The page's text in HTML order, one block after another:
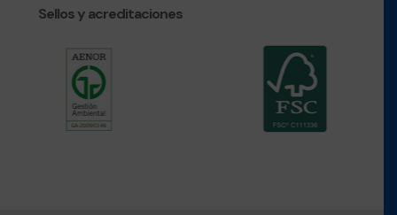
Sellos y acreditaciones